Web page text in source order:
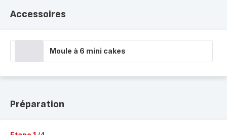
Accessoires
Moule à 6 mini cakes
Préparation